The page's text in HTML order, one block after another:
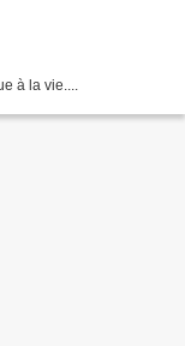
à la vie....